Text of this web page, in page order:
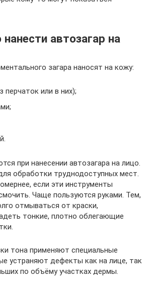
автозагар на
загара наносят на кожу:
перчаток или в них);
при нанесении автозагара на лицо.
обработки труднодоступных мест.
если эти инструменты
Чаще пользуются руками. Тем,
отмываться от краски,
тонкие, плотно облегающие
тона применяют специальные
устраняют дефекты как на лице, так
по объёму участках дермы.